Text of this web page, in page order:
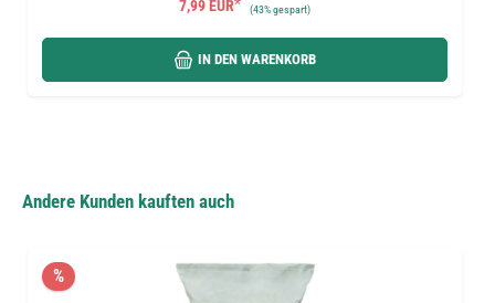
7,99 EUR (43%gespart)
IN DEN WARENKORB
Andere Kunden kauften auch
%